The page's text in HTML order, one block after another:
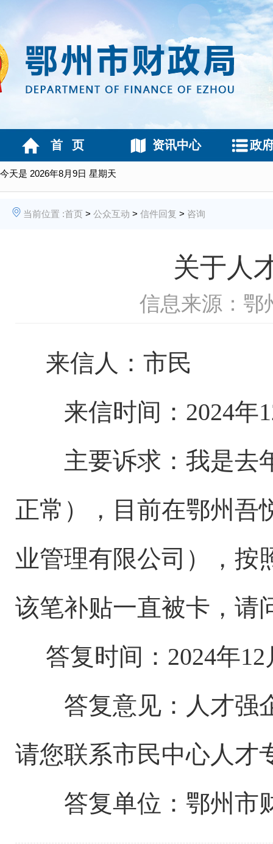
今天是 2026年8月9日 星期天
首 页 资讯中心 政
当前位置 :首页 > 公众互动 > 信件回复 > 咨询
关于人
信息来源：鄂
来信人：市民
来信时间：2024年
主要诉求： 我是去
正常），目前在鄂州吾
业管理有限公司），按
该笔补贴一直被卡，请
答复时间 ： 2024年
答复意见： 人才强
请您联系市民中心人才
答复单位：鄂州市